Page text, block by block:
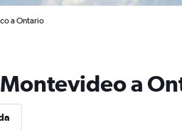
a Ontario
a